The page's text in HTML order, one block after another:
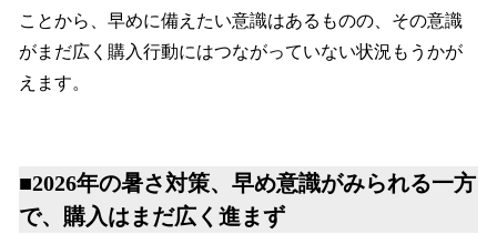
ことから、早めに備えたい意識はあるものの、その意識
がまだ広く購入行動にはつながっていない状況もうかが
えます。
■2026年の暑さ対策、早め意識がみられる一方
で、購入はまだ広く進まず